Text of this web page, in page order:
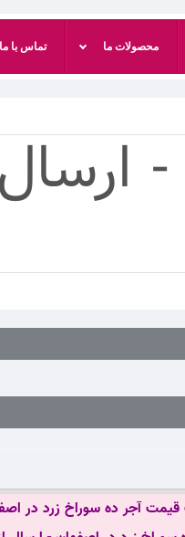
محصولات ما تماس با ما
آجر ده سوراخ زرد در